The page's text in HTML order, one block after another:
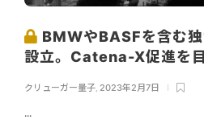
BMWやBASFを含む
設立。Catena-X促進を
クリューガー量子, 2023年2月7日
...